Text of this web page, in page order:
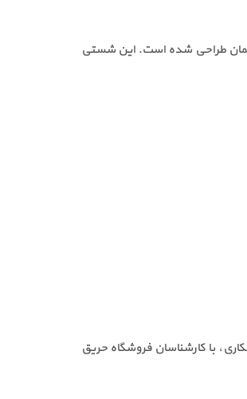
طراحی شده است. این شستی
با کارشناسان فروشگاه حریق